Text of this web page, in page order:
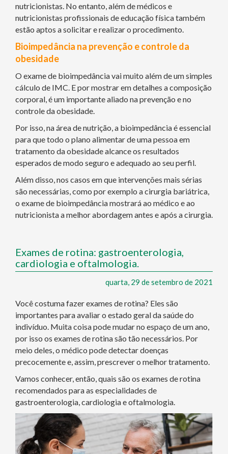
nutricionistas. No entanto, além de médicos e
nutricionistas profissionais de educação física também
estão aptos a solicitar e realizar o procedimento.
Bioimpedância na prevenção e controle da
obesidade
O exame de bioimpedância vai muito além de um simples
cálculo de IMC. E por mostrar em detalhes a composição
corporal, é um importante aliado na prevenção e no
controle da obesidade.
Por isso, na área de nutrição, a bioimpedância é essencial
para que todo o plano alimentar de uma pessoa em
tratamento da obesidade alcance os resultados
esperados de modo seguro e adequado ao seu perfil.
Além disso, nos casos em que intervenções mais sérias
são necessárias, como por exemplo a cirurgia bariátrica,
o exame de bioimpedância mostrará ao médico e ao
nutricionista a melhor abordagem antes e após a cirurgia.
Exames de rotina: gastroenterologia,
cardiologia e oftalmologia.
quarta, 29 de setembro de 2021
Você costuma fazer exames de rotina? Eles são
importantes para avaliar o estado geral da saúde do
indivíduo. Muita coisa pode mudar no espaço de um ano,
por isso os exames de rotina são tão necessários. Por
meio deles, o médico pode detectar doenças
precocemente e, assim, prescrever o melhor tratamento.
Vamos conhecer, então, quais são os exames de rotina
recomendados para as especialidades de
gastroenterologia, cardiologia e oftalmologia.